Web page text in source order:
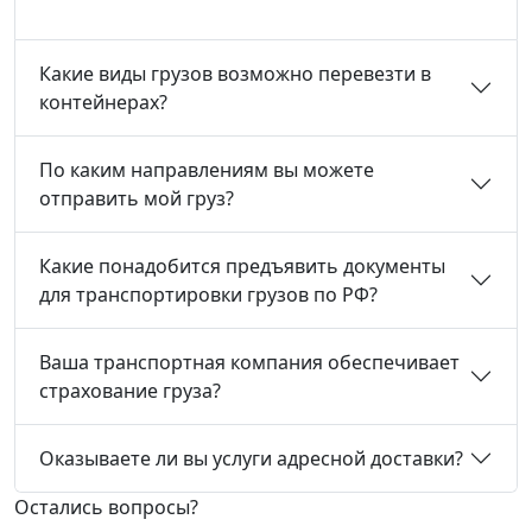
Какие виды грузов возможно перевезти в
контейнерах?
По каким направлениям вы можете
отправить мой груз?
Какие понадобится предъявить документы
для транспортировки грузов по РФ?
Ваша транспортная компания обеспечивает
страхование груза?
Оказываете ли вы услуги адресной доставки?
Остались вопросы?